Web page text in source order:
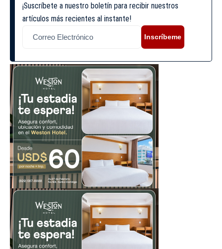
¡Suscríbete a nuestro boletín para recibir nuestros
artículos más recientes al instante!
Inscríbeme